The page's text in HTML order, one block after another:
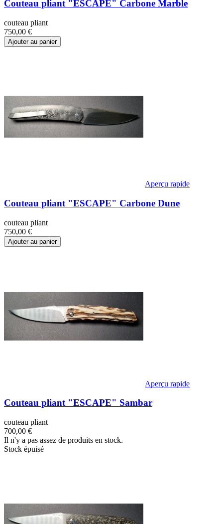
Couteau pliant "ESCAPE" Carbone Marble
couteau pliant
750,00 €
Ajouter au panier
Aperçu rapide
Couteau pliant "ESCAPE" Carbone Dune
couteau pliant
750,00 €
Ajouter au panier
Aperçu rapide
Couteau pliant "ESCAPE" Sambar
couteau pliant
700,00 €
Il n'y a pas assez de produits en stock.
Stock épuisé